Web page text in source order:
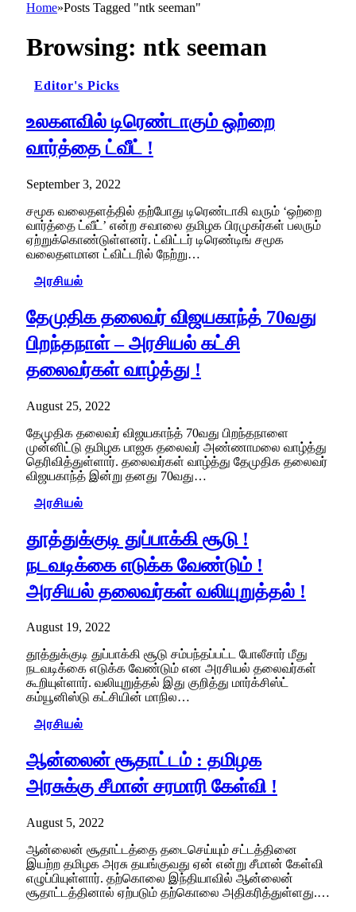
Home»Posts Tagged "ntk seeman"
Browsing: ntk seeman
Editor's Picks
உலகளவில் டிரெண்டாகும் ஒற்றை
வார்த்தை ட்வீட் !
September 3, 2022
சமூக வலைதளத்தில் தற்போது டிரெண்டாகி வரும் ‘ஒற்றை
வார்த்தை ட்வீட்’ என்ற சவாலை தமிழக பிரமுகர்கள் பலரும்
ஏற்றுக்கொண்டுள்ளனர். ட்விட்டர் டிரெண்டிங் சமூக
வலைதளமான ட்விட்டரில் நேற்று…
அரசியல்
தேமுதிக தலைவர் விஜயகாந்த் 70வது
பிறந்தநாள் – அரசியல் கட்சி
தலைவர்கள் வாழ்த்து !
August 25, 2022
தேமுதிக தலைவர் விஜயகாந்த் 70வது பிறந்தநாளை
முன்னிட்டு தமிழக பாஜக தலைவர் அண்ணாமலை வாழ்த்து
தெரிவித்துள்ளார். தலைவர்கள் வாழ்த்து தேமுதிக தலைவர்
விஜயகாந்த் இன்று தனது 70வது…
அரசியல்
தூத்துக்குடி துப்பாக்கி சூடு !
நடவடிக்கை எடுக்க வேண்டும் !
அரசியல் தலைவர்கள் வலியுறுத்தல் !
August 19, 2022
தூத்துக்குடி துப்பாக்கி சூடு சம்பந்தப்பட்ட போலீசார் மீது
நடவடிக்கை எடுக்க வேண்டும் என அரசியல் தலைவர்கள்
கூறியுள்ளார். வலியுறுத்தல் இது குறித்து மார்க்சிஸ்ட்
கம்யூனிஸ்டு கட்சியின் மாநில…
அரசியல்
ஆன்லைன் சூதாட்டம் : தமிழக
அரசுக்கு சீமான் சரமாரி கேள்வி !
August 5, 2022
ஆன்லைன் சூதாட்டத்தை தடைசெய்யும் சட்டத்தினை
இயற்ற தமிழக அரசு தயங்குவது ஏன் என்று சீமான் கேள்வி
எழுப்பியுள்ளார். தற்கொலை இந்தியாவில் ஆன்லைன்
சூதாட்டத்தினால் ஏற்படும் தற்கொலை அதிகரித்துள்ளது.…